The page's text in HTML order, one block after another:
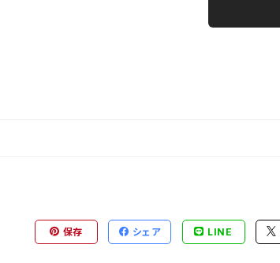
保存 シェア LINE